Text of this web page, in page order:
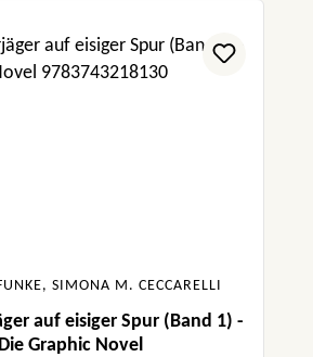
SIMONA M. CECCARELLI
auf eisiger Spur (Band 1) -
Die Graphic Novel